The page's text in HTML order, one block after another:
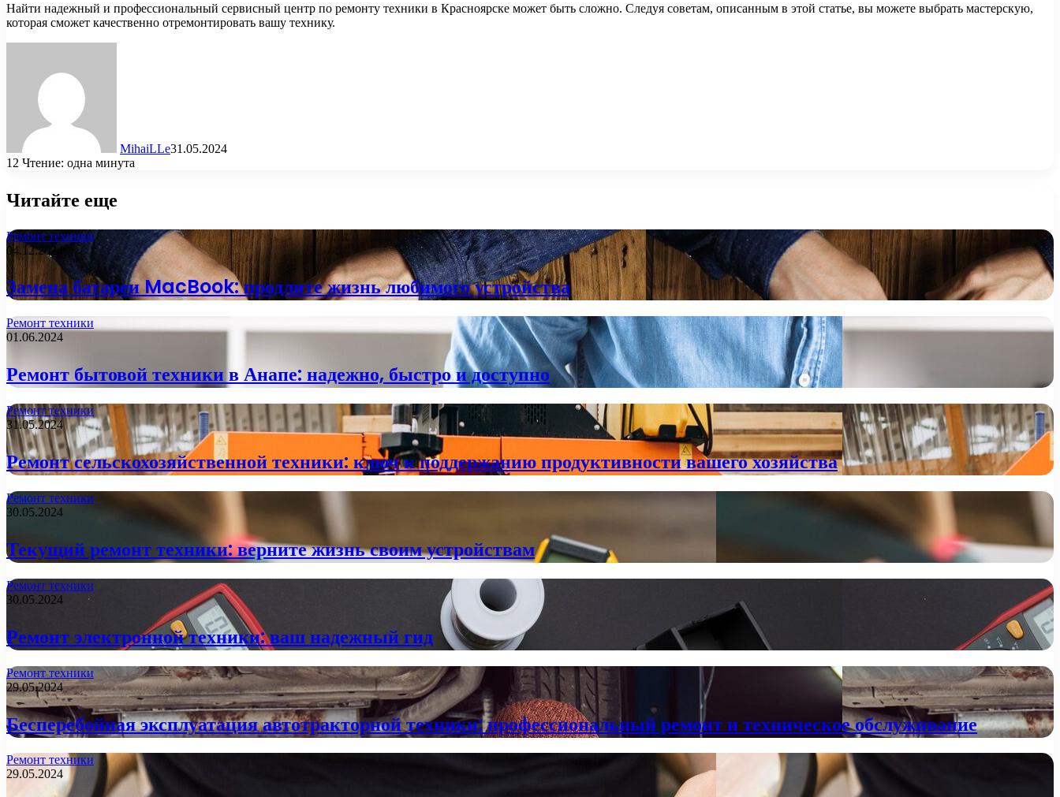
Найти надежный и профессиональный сервисный центр по ремонту техники в Красноярске может быть сложно. Следуя советам, описанным в этой статье, вы можете выбрать мастерскую,
которая сможет качественно отремонтировать вашу технику.
MihaiLLe31.05.2024
12 Чтение: одна минута
Читайте еще
Ремонт техники
04.12.2024
Замена батареи MacBook: продлите жизнь любимого устройства
Ремонт техники
01.06.2024
Ремонт бытовой техники в Анапе: надежно, быстро и доступно
Ремонт техники
31.05.2024
Ремонт сельскохозяйственной техники: ключ к поддержанию продуктивности вашего хозяйства
Ремонт техники
30.05.2024
Текущий ремонт техники: верните жизнь своим устройствам
Ремонт техники
30.05.2024
Ремонт электронной техники: ваш надежный гид
Ремонт техники
29.05.2024
Бесперебойная эксплуатация автотракторной техники: профессиональный ремонт и техническое обслуживание
Ремонт техники
29.05.2024